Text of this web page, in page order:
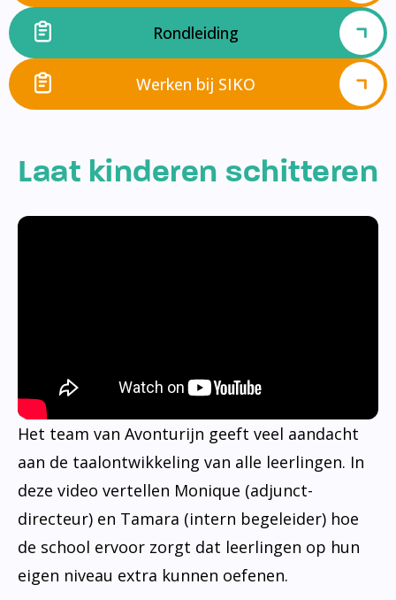
Rondleiding
Werken bij SIKO
Laat kinderen schitteren
Het team van Avonturijn geeft veel aandacht
aan de taalontwikkeling van alle leerlingen. In
deze video vertellen Monique (adjunct-
directeur) en Tamara (intern begeleider) hoe
de school ervoor zorgt dat leerlingen op hun
eigen niveau extra kunnen oefenen.